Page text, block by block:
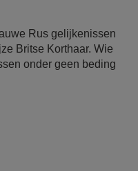
Rus gelijkenissen
Britse Korthaar. Wie
onder geen beding